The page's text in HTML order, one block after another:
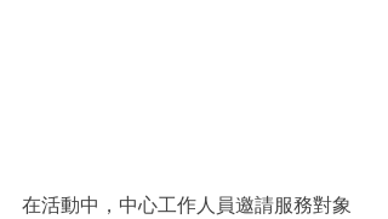
在活動中，中心工作人員邀請服務對象